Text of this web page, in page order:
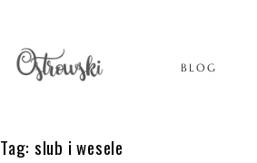
BLOG
Tag: slub i wesele